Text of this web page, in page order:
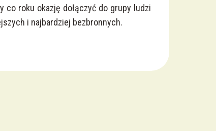
co roku okazję dołączyć do grupy ludzi
i najbardziej bez­bron­nych.